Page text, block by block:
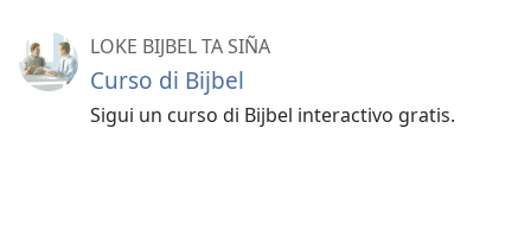
LOKE BIJBEL TA SIÑA
Curso di Bijbel
Sigui un curso di Bijbel interactivo gratis.